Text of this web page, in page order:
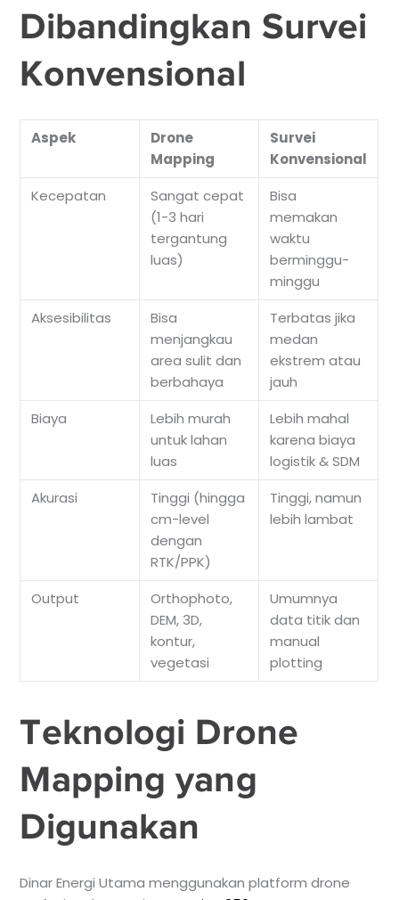
Dibandingkan Survei
Konvensional
Aspek
Drone
Mapping
Survei
Konvensional
Kecepatan
Sangat cepat
(1-3 hari
tergantung
luas)
Bisa
memakan
waktu
berminggu-
minggu
Aksesibilitas
Bisa
menjangkau
area sulit dan
berbahaya
Terbatas jika
medan
ekstrem atau
jauh
Biaya
Lebih murah
untuk lahan
luas
Lebih mahal
karena biaya
logistik & SDM
Akurasi
Tinggi (hingga
cm-level
dengan
RTK/PPK)
Tinggi, namun
lebih lambat
Output
Orthophoto,
DEM, 3D,
kontur,
vegetasi
Umumnya
data titik dan
manual
plotting
Teknologi Drone
Mapping yang
Digunakan
Dinar Energi Utama menggunakan platform drone